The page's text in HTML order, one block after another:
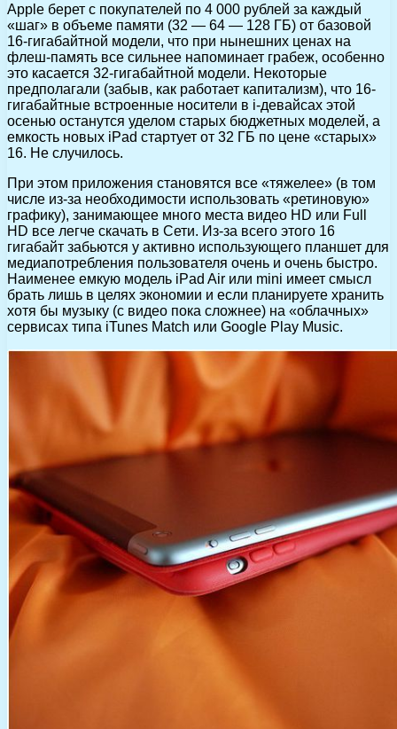
Apple берет с покупателей по 4 000 рублей за каждый
«шаг» в объеме памяти (32 — 64 — 128 ГБ) от базовой
16-гигабайтной модели, что при нынешних ценах на
флеш-память все сильнее напоминает грабеж, особенно
это касается 32-гигабайтной модели. Некоторые
предполагали (забыв, как работает капитализм), что 16-
гигабайтные встроенные носители в i-девайсах этой
осенью останутся уделом старых бюджетных моделей, а
емкость новых iPad стартует от 32 ГБ по цене «старых»
16. Не случилось.
При этом приложения становятся все «тяжелее» (в том
числе из-за необходимости использовать «ретиновую»
графику), занимающее много места видео HD или Full
HD все легче скачать в Сети. Из-за всего этого 16
гигабайт забьются у активно использующего планшет для
медиапотребления пользователя очень и очень быстро.
Наименее емкую модель iPad Air или mini имеет смысл
брать лишь в целях экономии и если планируете хранить
хотя бы музыку (с видео пока сложнее) на «облачных»
сервисах типа iTunes Match или Google Play Music.